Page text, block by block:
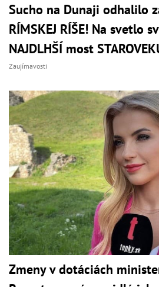
Sucho na Dunaji odhalilo
RÍMSKEJ RÍŠE! Na svetlo
NAJDLHŠÍ most
Zaujímavosti
Zmeny v dotáciách